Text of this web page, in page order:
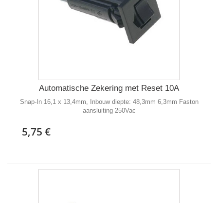
Automatische Zekering met Reset 10A
Snap-In 16,1 x 13,4mm, Inbouw diepte: 48,3mm 6,3mm Faston
aansluiting 250Vac
5,75 €